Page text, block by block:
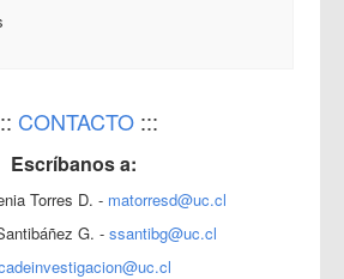
CONTACTO:::
Escríbanos a:
Torres D. - matorresd@uc.cl
G. - ssantibg@uc.cl